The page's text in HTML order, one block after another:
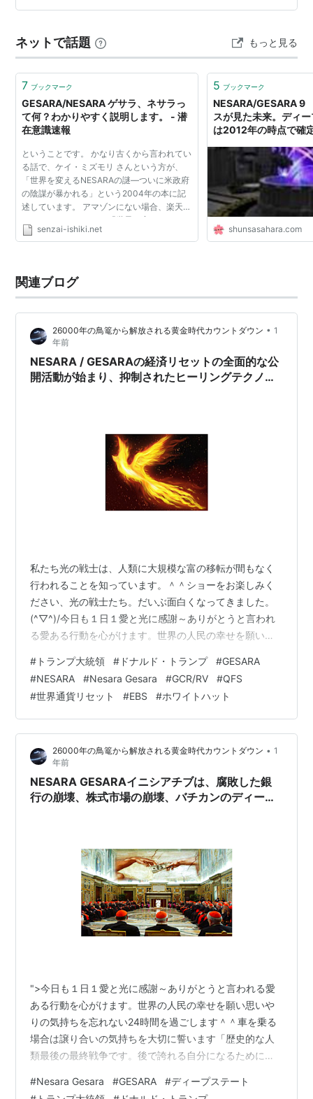
開放の為に拡散していただけると幸いです。タグ、検索
ネットで話題 もっと見る
7 ブックマーク
GESARA/NESARA ゲサラ、ネサラっ
て何？わかりやすく説明します。 - 潜
在意識速報
ということです。 かなり古くから言われてい
る話で、ケイ・ミズモリ さんという方が、
「世界を変えるNESARAの謎―ついに米政府
の陰謀が暴かれる」という2004年の本に記
述しています。 アマゾンにない場合、楽天の
リンクはこちらです。 「世界を変える
NESARAの謎 ついに米政府の陰謀が暴かれる
senzai-ishiki.net
5 ブックマーク
NESARA/GESARA
スが見た未来。ディ
は2012年の時点で確
shunsasahara.com
関連ブログ
26000年の鳥篭から解放される黄金時代カウントダウン • 1
年前
NESARA / GESARAの経済リセットの全面的な公
開活動が始まり、抑制されたヒーリングテクノロ
私たち光の戦士は、人類に大規模な富の移転が間もなく
行われることを知っています。＾＾ショーをお楽しみく
ださい、光の戦士たち。だいぶ面白くなってきました。
(^▽^)/今日も１日１愛と光に感謝～ありがとうと言われ
る愛ある行動を心がけます。世界の人民の幸せを願い思
乗る場合は譲り合いの気持ちを大切に誓います「歴史的
な人類最後の最終戦争です。後で誇れる自分になるため
に勇気を出して行動を起こしています。大覚醒がやって
きました＾＾(^▽^)/＾＾私のブログやYouTube動画全コ
ピーOK自由にお使いください。地球開放の為に拡散して
いただけると幸いです。タグ、…
# トランプ大統領 # ドナルド・トランプ #GESARA
#NESARA #Nesara Gesara #GCR/RV #QFS
#世界通貨リセット #EBS #ホワイトハット
26000年の鳥篭から解放される黄金時代カウントダウン • 1
年前
NESARA GESARAイニシアチブは、腐敗した銀
行の崩壊、株式市場の崩壊、バチカンのディープ
">今日も１日１愛と光に感謝～ありがとうと言われる愛
ある行動を心がけます。世界の人民の幸せを願い思いや
りの気持ちを忘れない24時間を過ごします＾＾車を乗る
場合は譲り合いの気持ちを大切に誓います「歴史的な人
類最後の最終戦争です。後で誇れる自分になるために勇
した＾＾(^▽^)/＾＾私のブログやYouTube動画全コピー
#Nesara Gesara #GESARA #ディープステート